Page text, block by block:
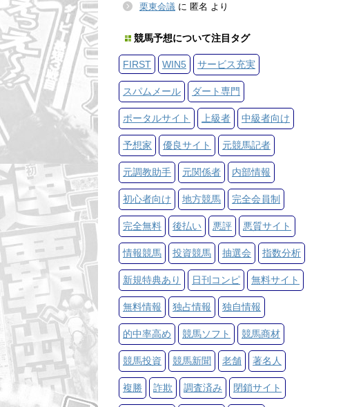
栗東会議 に 匿名 より
競馬予想について注目タグ
FIRST WIN5 サービス充実
スパムメール ダート専門
ポータルサイト 上級者 中級者向け
予想家 優良サイト 元競馬記者
元調教助手 元関係者 内部情報
初心者向け 地方競馬 完全会員制
完全無料 後払い 悪評 悪質サイト
情報競馬 投資競馬 抽選会 指数分析
新規特典あり 日刊コンピ 無料サイト
無料情報 独占情報 独自情報
的中率高め 競馬ソフト 競馬商材
競馬投資 競馬新聞 老舗 著名人
複勝 詐欺 調査済み 閉鎖サイト